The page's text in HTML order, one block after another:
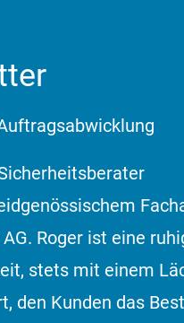
Roger ist eine
stets mit einem
den Kunden das